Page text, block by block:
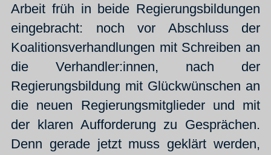
Arbeit früh in beide Regierungsbildungen
eingebracht: noch vor Abschluss der
Koalitionsverhandlungen mit Schreiben an
die Verhandler:innen, nach der
Regierungsbildung mit Glückwünschen an
die neuen Regierungsmitglieder und mit
der klaren Aufforderung zu Gesprächen.
Denn gerade jetzt muss geklärt werden,